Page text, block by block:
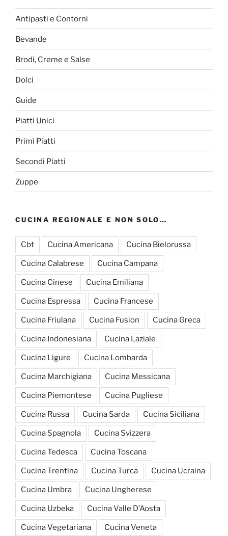
Antipasti e Contorni
Bevande
Brodi, Creme e Salse
Dolci
Guide
Piatti Unici
Primi Piatti
Secondi Piatti
Zuppe
CUCINA REGIONALE E NON SOLO…
Cbt Cucina Americana Cucina Bielorussa
Cucina Calabrese Cucina Campana
Cucina Cinese Cucina Emiliana
Cucina Espressa Cucina Francese
Cucina Friulana Cucina Fusion Cucina Greca
Cucina Indonesiana Cucina Laziale
Cucina Ligure Cucina Lombarda
Cucina Marchigiana Cucina Messicana
Cucina Piemontese Cucina Pugliese
Cucina Russa Cucina Sarda Cucina Siciliana
Cucina Spagnola Cucina Svizzera
Cucina Tedesca Cucina Toscana
Cucina Trentina Cucina Turca Cucina Ucraina
Cucina Umbra Cucina Ungherese
Cucina Uzbeka Cucina Valle D’Aosta
Cucina Vegetariana Cucina Veneta